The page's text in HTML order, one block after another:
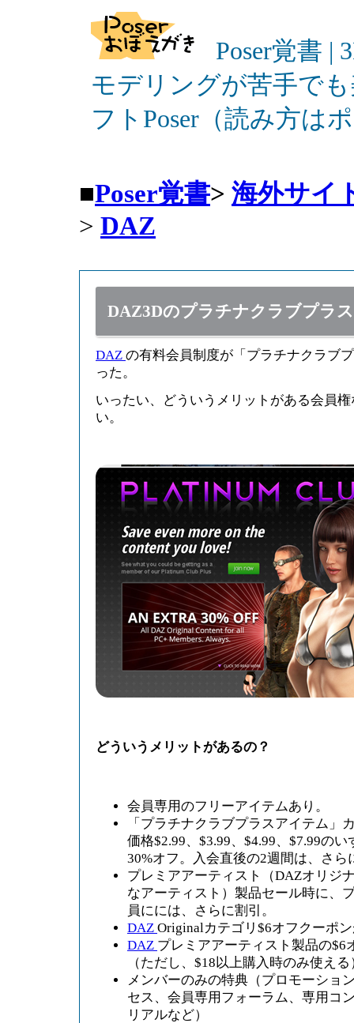
Poser覚書 |
モデリングが苦手で
フトPoser（読み方は
■Poser覚書> 海外サイ
> DAZ
DAZ3Dのプラチナクラブプラ
DAZ の有料会員制度が「プラチナクラブ
った。
いったい、どういうメリットがある会員
い。
どういうメリットがあるの？
会員専用のフリーアイテムあり。
「プラチナクラブプラスアイテム」
価格$2.99、$3.99、$4.99、$7.99の
30%オフ。入会直後の2週間は、さら
プレミアアーティスト（DAZオリジ
なアーティスト）製品セール時に、
員にには、さらに割引。
DAZ Originalカテゴリ$6オフクーポ
DAZ プレミアアーティスト製品の$6
（ただし、$18以上購入時のみ使える
メンバーのみの特典（プロモーショ
セス、会員専用フォーラム、専用コ
リアルなど）